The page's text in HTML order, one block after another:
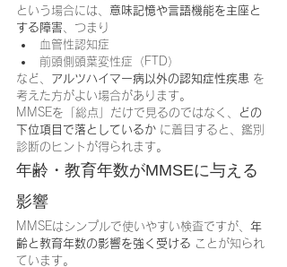
という場合には、 意味記憶や言語機能を主座と
する障害 、つまり
血管性認知症
前頭側頭葉変性症（FTD）
など、 アルツハイマー病以外の認知症性疾患 を
考えた方がよい場合があります。
MMSEを「総点」だけで見るのではなく、
どの
下位項目で落としているか に着目すると、鑑別
診断のヒントが得られます。
年齢・教育年数がMMSEに与える
影響
MMSEはシンプルで使いやすい検査ですが、 年
齢と教育年数の影響を強く受ける ことが知られ
ています。